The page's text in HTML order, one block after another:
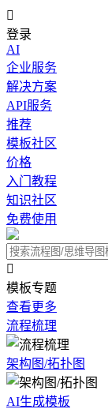

登录
AI
企业服务
解决方案
API服务
推荐
模板社区
价格
入门教程
知识社区
免费使用

模板专题
查看更多
流程梳理
架构图/拓扑图
AI生成模板